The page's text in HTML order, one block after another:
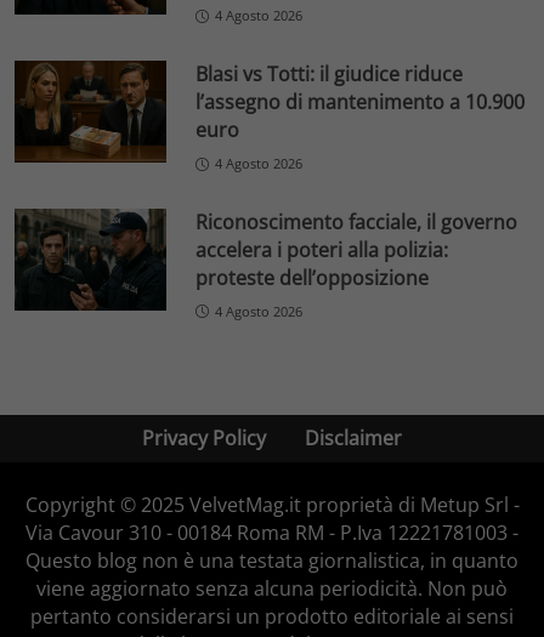
4 Agosto 2026
Blasi vs Totti: il giudice riduce
l’assegno di mantenimento a 10.900
euro
4 Agosto 2026
Riconoscimento facciale, il governo
accelera i poteri alla polizia:
proteste dell’opposizione
4 Agosto 2026
Privacy Policy Disclaimer
Copyright © 2025 VelvetMag.it proprietà di Metup Srl -
Via Cavour 310 - 00184 Roma RM - P.Iva 12221781003 -
Questo blog non è una testata giornalistica, in quanto
viene aggiornato senza alcuna periodicità. Non può
pertanto considerarsi un prodotto editoriale ai sensi